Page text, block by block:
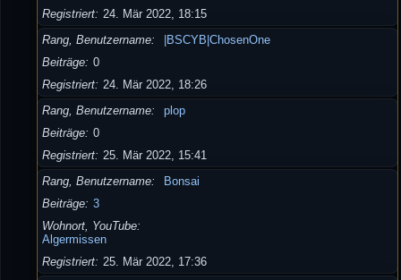
Registriert 24. Mär 2022, 18:15
Rang, Benutzername
|BSCYB|ChosenOne
Beiträge 0
Registriert 24. Mär 2022, 18:26
Rang, Benutzername
plop
Beiträge 0
Registriert 25. Mär 2022, 15:41
Rang, Benutzername
Bonsai
Beiträge 3
Wohnort, YouTube
Algermissen
Registriert 25. Mär 2022, 17:36